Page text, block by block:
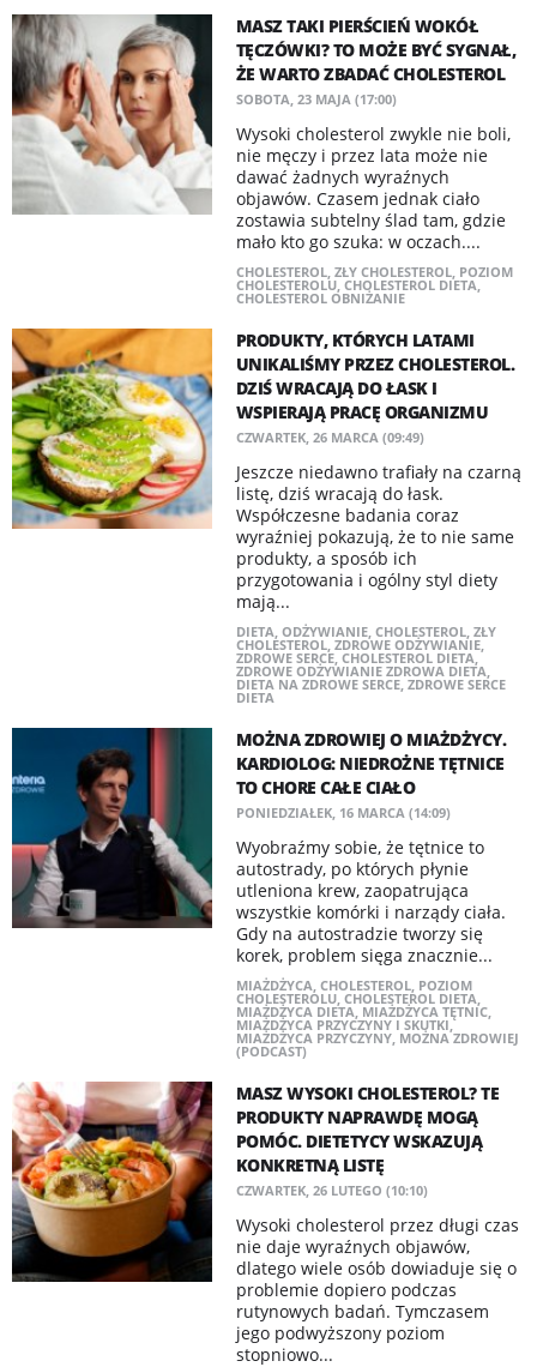
MASZ TAKI PIERŚCIEŃ WOKÓŁ
TĘCZÓWKI? TO MOŻE BYĆ SYGNAŁ,
ŻE WARTO ZBADAĆ CHOLESTEROL
SOBOTA, 23 MAJA (17:00)
Wysoki cholesterol zwykle nie boli,
nie męczy i przez lata może nie
dawać żadnych wyraźnych
objawów. Czasem jednak ciało
zostawia subtelny ślad tam, gdzie
mało kto go szuka: w oczach....
CHOLESTEROL, ZŁY CHOLESTEROL, POZIOM
CHOLESTEROLU, CHOLESTEROL DIETA,
CHOLESTEROL OBNIŻANIE
PRODUKTY, KTÓRYCH LATAMI
UNIKALIŚMY PRZEZ CHOLESTEROL.
DZIŚ WRACAJĄ DO ŁASK I
WSPIERAJĄ PRACĘ ORGANIZMU
CZWARTEK, 26 MARCA (09:49)
Jeszcze niedawno trafiały na czarną
listę, dziś wracają do łask.
Współczesne badania coraz
wyraźniej pokazują, że to nie same
produkty, a sposób ich
przygotowania i ogólny styl diety
mają...
DIETA, ODŻYWIANIE, CHOLESTEROL, ZŁY
CHOLESTEROL, ZDROWE ODŻYWIANIE,
ZDROWE SERCE, CHOLESTEROL DIETA,
ZDROWE ODŻYWIANIE ZDROWA DIETA,
DIETA NA ZDROWE SERCE, ZDROWE SERCE
DIETA
MOŻNA ZDROWIEJ O MIAŻDŻYCY.
KARDIOLOG: NIEDROŻNE TĘTNICE
TO CHORE CAŁE CIAŁO
PONIEDZIAŁEK, 16 MARCA (14:09)
Wyobraźmy sobie, że tętnice to
autostrady, po których płynie
utleniona krew, zaopatrująca
wszystkie komórki i narządy ciała.
Gdy na autostradzie tworzy się
korek, problem sięga znacznie...
MIAŻDŻYCA, CHOLESTEROL, POZIOM
CHOLESTEROLU, CHOLESTEROL DIETA,
MIAŻDŻYCA DIETA, MIAŻDŻYCA TĘTNIC,
MIAŻDŻYCA PRZYCZYNY I SKUTKI,
MIAŻDŻYCA PRZYCZYNY, MOŻNA ZDROWIEJ
(PODCAST)
MASZ WYSOKI CHOLESTEROL? TE
PRODUKTY NAPRAWDĘ MOGĄ
POMÓC. DIETETYCY WSKAZUJĄ
KONKRETNĄ LISTĘ
CZWARTEK, 26 LUTEGO (10:10)
Wysoki cholesterol przez długi czas
nie daje wyraźnych objawów,
dlatego wiele osób dowiaduje się o
problemie dopiero podczas
rutynowych badań. Tymczasem
jego podwyższony poziom
stopniowo...